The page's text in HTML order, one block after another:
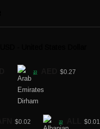
$0.27
$0.02 $0.01